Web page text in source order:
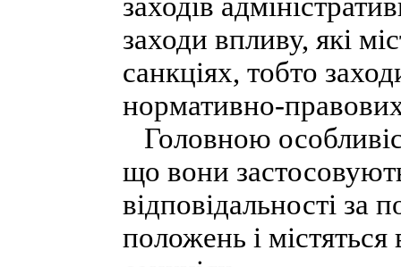
заходи впливу, які
санкціях, тобто
нормативно-
Головною
що вони
відповідальності
положень і